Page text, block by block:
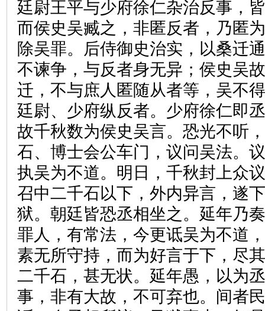
廷尉王平与少府徐仁杂治反事，
而侯史吴臧之，非匿反者，乃匿
除吴罪。后侍御史治实，以桑迁
不谏争，与反者身无异；侯史吴
迁，不与庶人匿随从者等，吴不
廷尉、少府纵反者。少府徐仁即
故千秋数为侯史吴言。恐光不听
石、博士会公车门，议问吴法。
执吴为不道。明日，千秋封上众
召中二千石以下，外内异言，遂
狱。朝廷皆恐丞相坐之。延年乃
罪人，有常法，今更诋吴为不道
素无所守持，而为好言于下，尽
二千石，甚无状。延年愚，以为
事，非有大故，不可弃也。间者